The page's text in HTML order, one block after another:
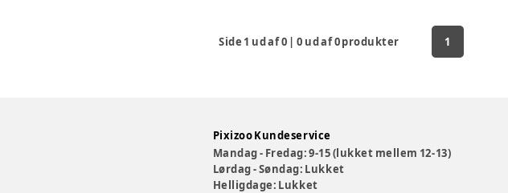
Side 1 ud af0 |0 ud af0produkter 1
Pixizoo Kundeservice
Mandag - Fredag: 9-15 (lukket mellem 12-13)
Lørdag - Søndag: Lukket
Helligdage: Lukket